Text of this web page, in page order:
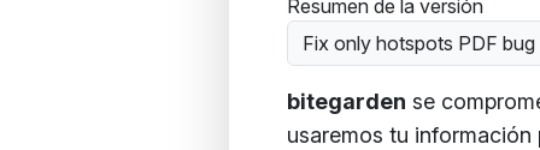
Resumen de la versión
Fix only hotspots PDF
bitegarden se
usaremos tu